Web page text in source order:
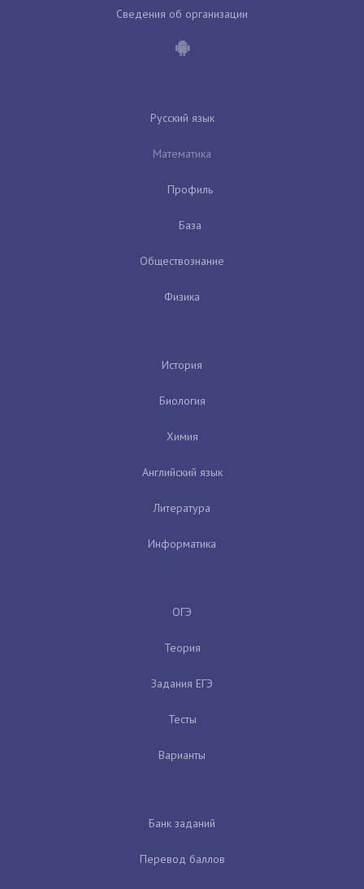
Сведения об организации
Русский язык
Математика
Профиль
База
Обществознание
Физика
История
Биология
Химия
Английский язык
Литература
Информатика
ОГЭ
Теория
Задания ЕГЭ
Тесты
Варианты
Банк заданий
Перевод баллов